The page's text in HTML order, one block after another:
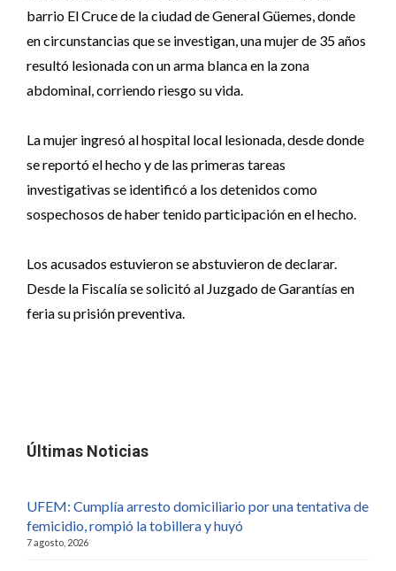
barrio El Cruce de la ciudad de General Güemes, donde
en circunstancias que se investigan, una mujer de 35 años
resultó lesionada con un arma blanca en la zona
abdominal, corriendo riesgo su vida.
La mujer ingresó al hospital local lesionada, desde donde
se reportó el hecho y de las primeras tareas
investigativas se identificó a los detenidos como
sospechosos de haber tenido participación en el hecho.
Los acusados estuvieron se abstuvieron de declarar.
Desde la Fiscalía se solicitó al Juzgado de Garantías en
feria su prisión preventiva.
Últimas Noticias
UFEM: Cumplía arresto domiciliario por una tentativa de
femicidio, rompió la tobillera y huyó
7 agosto, 2026